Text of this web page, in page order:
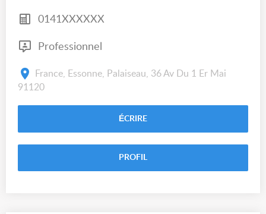
0141XXXXXX
Professionnel
France, Essonne, Palaiseau, 36 Av Du 1 Er Mai
91120
ÉCRIRE
PROFIL